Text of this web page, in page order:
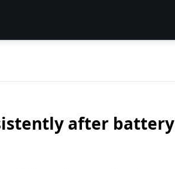
after battery